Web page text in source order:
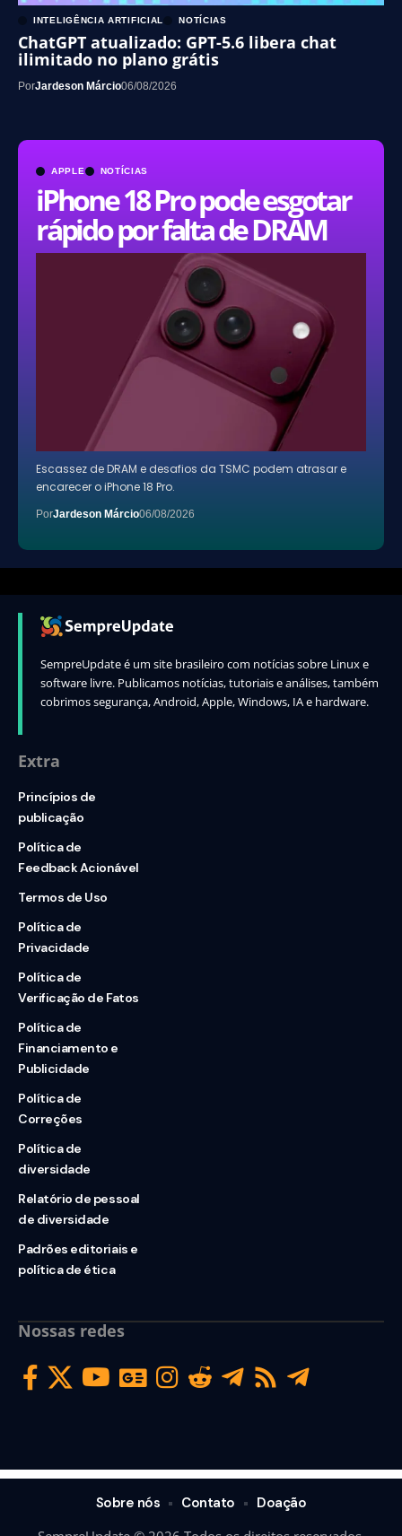
APPLE NOTÍCIAS
iPhone 18 Pro pode esgotar
rápido por falta de DRAM
Escassez de DRAM e desafios da TSMC podem atrasar e
encarecer o iPhone 18 Pro.
PorJardeson Márcio06/08/2026
INTELIGÊNCIA ARTIFICIAL NOTÍCIAS
ChatGPT atualizado: GPT-5.6 libera chat
ilimitado no plano grátis
PorJardeson Márcio06/08/2026
SempreUpdate é um site brasileiro com notícias sobre Linux e
software livre. Publicamos notícias, tutoriais e análises, também
cobrimos segurança, Android, Apple, Windows, IA e hardware.
Extra
Princípios de
publicação
Política de
Feedback Acionável
Termos de Uso
Política de
Privacidade
Política de
Verificação de Fatos
Política de
Financiamento e
Publicidade
Política de
Correções
Política de
diversidade
Relatório de pessoal
de diversidade
Padrões editoriais e
política de ética
Nossas redes
Sobre nós Contato Doação